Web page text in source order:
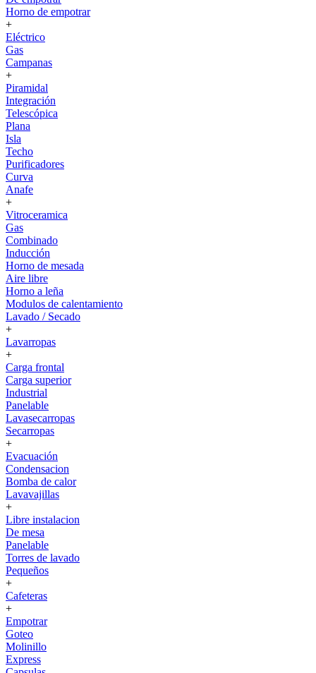
Horno de empotrar
+
Eléctrico
Gas
Campanas
+
Piramidal
Integración
Telescópica
Plana
Isla
Techo
Purificadores
Curva
Anafe
+
Vitroceramica
Gas
Combinado
Inducción
Horno de mesada
Aire libre
Horno a leña
Modulos de calentamiento
Lavado / Secado
+
Lavarropas
+
Carga frontal
Carga superior
Industrial
Panelable
Lavasecarropas
Secarropas
+
Evacuación
Condensacion
Bomba de calor
Lavavajillas
+
Libre instalacion
De mesa
Panelable
Torres de lavado
Pequeños
+
Cafeteras
+
Empotrar
Goteo
Molinillo
Express